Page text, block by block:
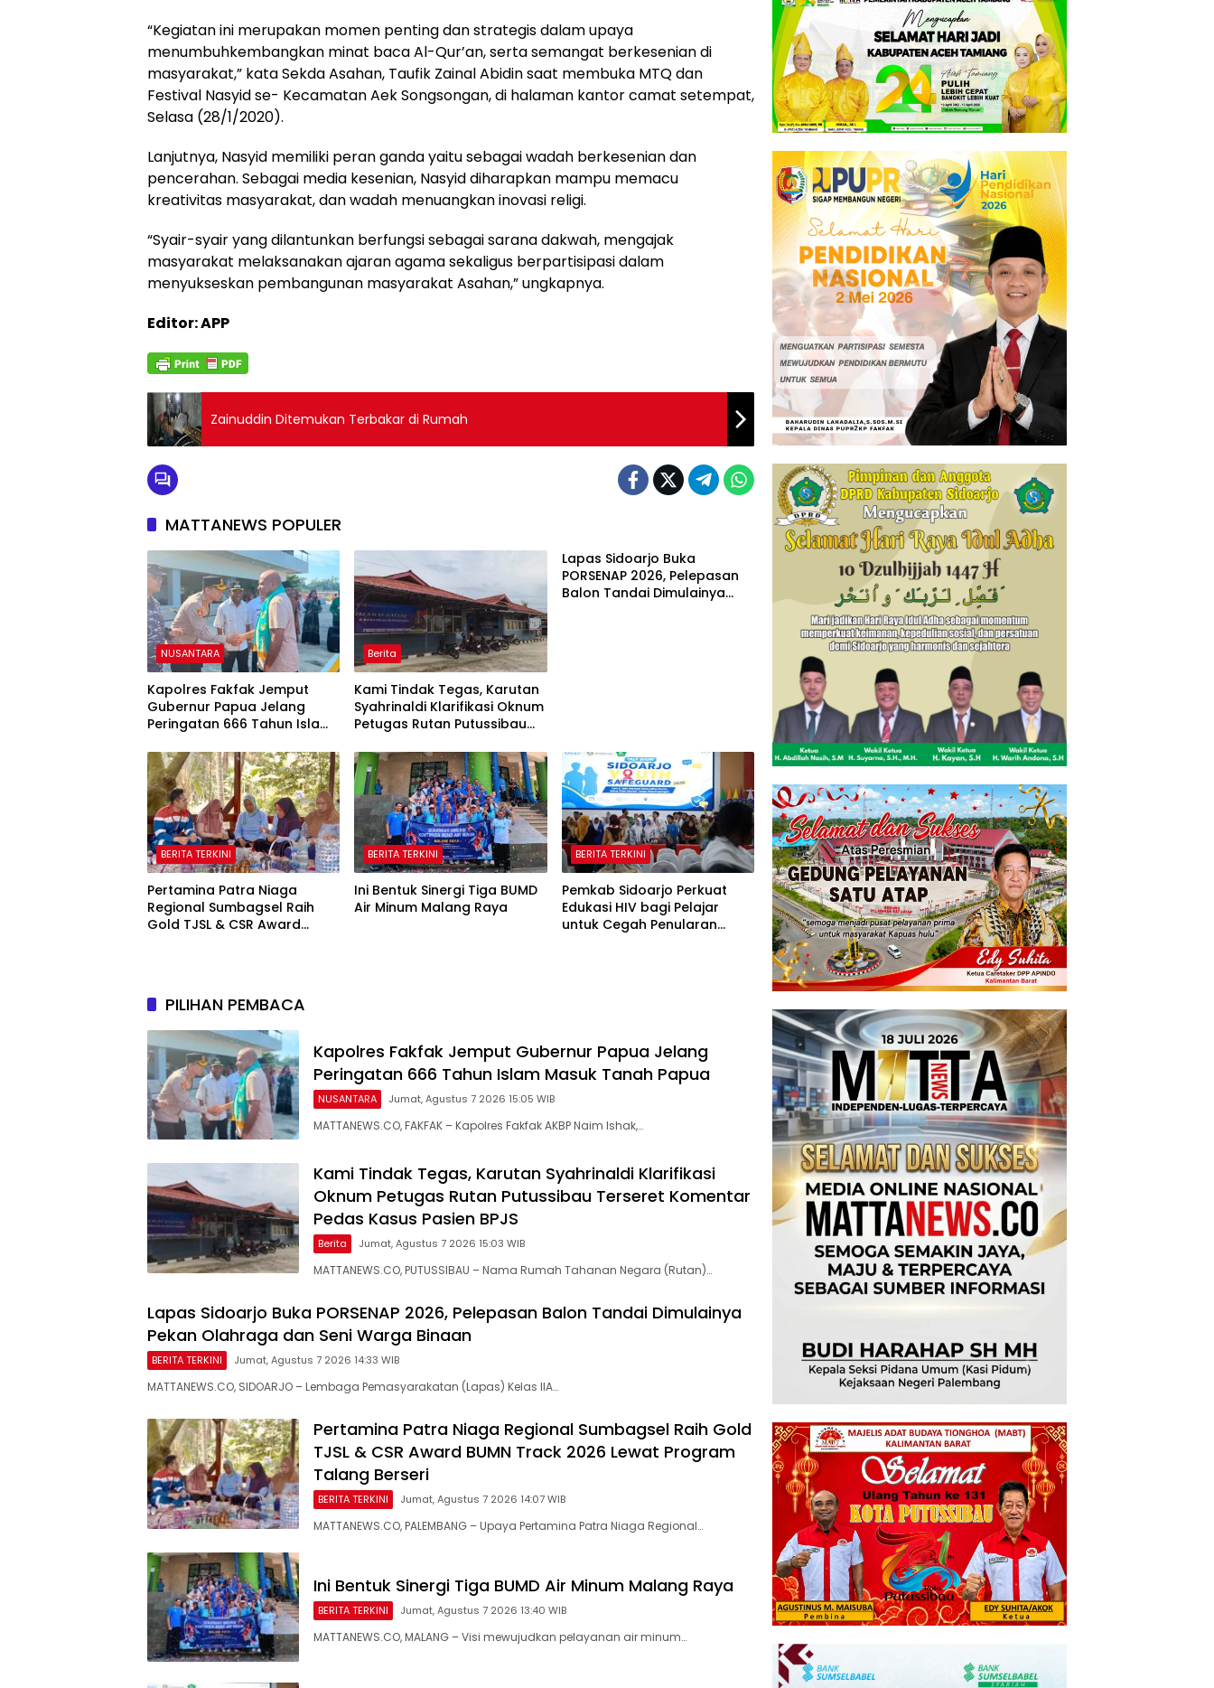
“Kegiatan ini merupakan momen penting dan strategis dalam upaya
menumbuhkembangkan minat baca Al-Qur’an, serta semangat berkesenian di
masyarakat,” kata Sekda Asahan, Taufik Zainal Abidin saat membuka MTQ dan
Festival Nasyid se- Kecamatan Aek Songsongan, di halaman kantor camat setempat,
Selasa (28/1/2020).
Lanjutnya, Nasyid memiliki peran ganda yaitu sebagai wadah berkesenian dan
pencerahan. Sebagai media kesenian, Nasyid diharapkan mampu memacu
kreativitas masyarakat, dan wadah menuangkan inovasi religi.
“Syair-syair yang dilantunkan berfungsi sebagai sarana dakwah, mengajak
masyarakat melaksanakan ajaran agama sekaligus berpartisipasi dalam
menyukseskan pembangunan masyarakat Asahan,” ungkapnya.
Editor: APP
Zainuddin Ditemukan Terbakar di Rumah
MATTANEWS POPULER
NUSANTARA
Kapolres Fakfak Jemput
Gubernur Papua Jelang
Peringatan 666 Tahun Islam
Berita
Kami Tindak Tegas, Karutan
Syahrinaldi Klarifikasi Oknum
Petugas Rutan Putussibau
Kasus Pasien BPJS
Lapas Sidoarjo Buka
PORSENAP 2026, Pelepasan
Balon Tandai Dimulainya
BERITA TERKINI
Pertamina Patra Niaga
Regional Sumbagsel Raih
Gold TJSL & CSR Award
BERITA TERKINI
Ini Bentuk Sinergi Tiga BUMD
Air Minum Malang Raya
BERITA TERKINI
Pemkab Sidoarjo Perkuat
Edukasi HIV bagi Pelajar
untuk Cegah Penularan
PILIHAN PEMBACA
Kapolres Fakfak Jemput Gubernur Papua Jelang
Peringatan 666 Tahun Islam Masuk Tanah Papua
NUSANTARA Jumat, Agustus 7 2026 15:05 WIB
MATTANEWS.CO, FAKFAK – Kapolres Fakfak AKBP Naim Ishak,…
Kami Tindak Tegas, Karutan Syahrinaldi Klarifikasi
Oknum Petugas Rutan Putussibau Terseret Komentar
Pedas Kasus Pasien BPJS
Berita Jumat, Agustus 7 2026 15:03 WIB
MATTANEWS.CO, PUTUSSIBAU – Nama Rumah Tahanan Negara (Rutan)…
Lapas Sidoarjo Buka PORSENAP 2026, Pelepasan Balon Tandai Dimulainya
Pekan Olahraga dan Seni Warga Binaan
BERITA TERKINI Jumat, Agustus 7 2026 14:33 WIB
MATTANEWS.CO, SIDOARJO – Lembaga Pemasyarakatan (Lapas) Kelas IIA…
Pertamina Patra Niaga Regional Sumbagsel Raih Gold
TJSL & CSR Award BUMN Track 2026 Lewat Program
Talang Berseri
BERITA TERKINI Jumat, Agustus 7 2026 14:07 WIB
MATTANEWS.CO, PALEMBANG – Upaya Pertamina Patra Niaga Regional…
Ini Bentuk Sinergi Tiga BUMD Air Minum Malang Raya
BERITA TERKINI Jumat, Agustus 7 2026 13:40 WIB
MATTANEWS.CO, MALANG – Visi mewujudkan pelayanan air minum…